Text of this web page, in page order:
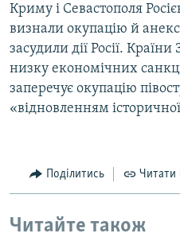
Криму і Севастополя
визнали окупацію й
засудили дії Росії.
низку економічних
заперечує окупацію
«відновленням
Поділитись Читати
Читайте також